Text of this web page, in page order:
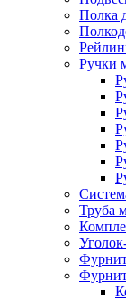
Полка
Ручки
Труба